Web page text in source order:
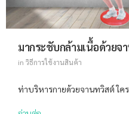
มากระชับกล้ามเนื้อด้วยจ
in วิธีการใช้งานสินค้า
ท่าบริหารกายด้วยจานทวิสต์ ใ